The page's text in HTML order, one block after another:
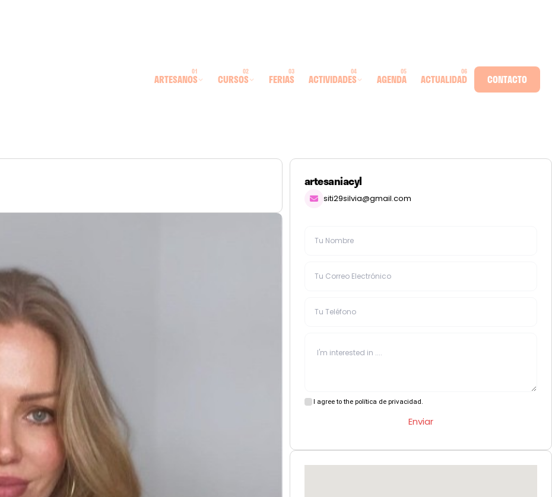
ARTESANOS CURSOS FERIAS ACTIVIDADES AGENDA ACTUALIDAD CONTACTO
artesaniacyl
siti29silvia@gmail.com
I agree to the política de privacidad.
Enviar